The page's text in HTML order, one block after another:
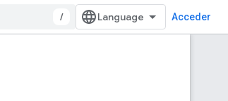
/ Acceder